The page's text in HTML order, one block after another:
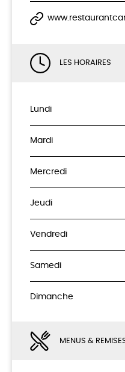
LES HORAIRES
Lundi
Mardi
Mercredi
Jeudi
Vendredi
Samedi
Dimanche
MENUS &